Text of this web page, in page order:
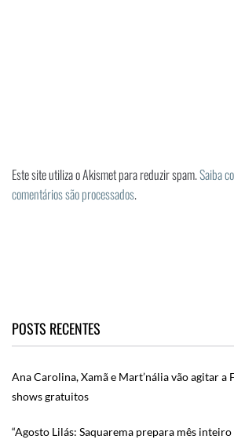
Este site utiliza o Akismet para reduzir spam.Saiba
comentários são processados.
POSTS RECENTES
Ana Carolina, Xamã e Mart’nália vão agitar a
shows gratuitos
“Agosto Lilás: Saquarema prepara mês inteiro